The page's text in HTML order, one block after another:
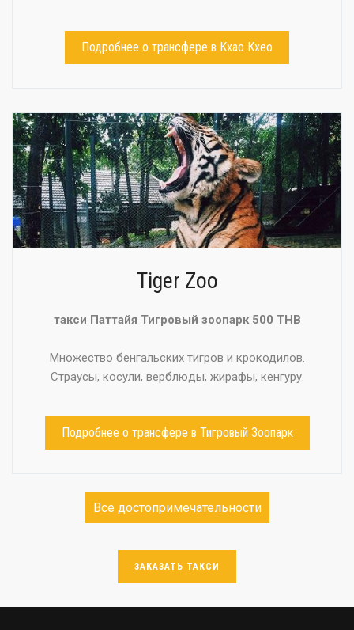
Подробнее о трансфере в Кхао Кхео
Tiger Zoo
такси Паттайя Тигровый зоопарк 500 THB
Множество бенгальских тигров и крокодилов.
Страусы, косули, верблюды, жирафы, кенгуру.
Подробнее о трансфере в Тигровый Зоопарк
Все достопримечательности
ЗАКАЗАТЬ ТАКСИ